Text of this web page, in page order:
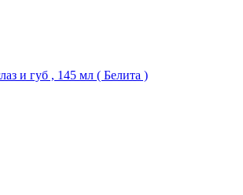
и губ , 145 мл ( Белита )